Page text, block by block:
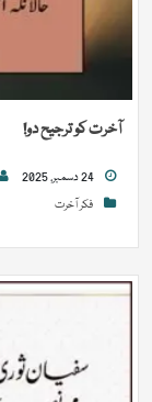
آخرت کو ترجیح دو!
فکر آخرت